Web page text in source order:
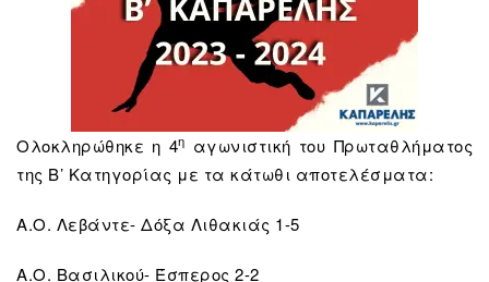
Ολοκληρώθηκε η 4η αγωνιστική του Πρωταθλήματος
της Β’ Κατηγορίας με τα κάτωθι αποτελέσματα:
Α.Ο. Λεβάντε- Δόξα Λιθακιάς 1-5
Α.Ο. Βασιλικού- Έσπερος 2-2